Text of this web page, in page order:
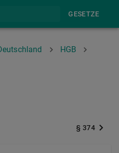
GESETZE
HGB
§ 374